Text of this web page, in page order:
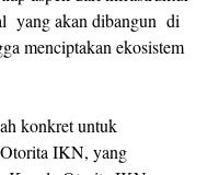
yang akan dibangun di
menciptakan ekosistem
konkret untuk
IKN, yang